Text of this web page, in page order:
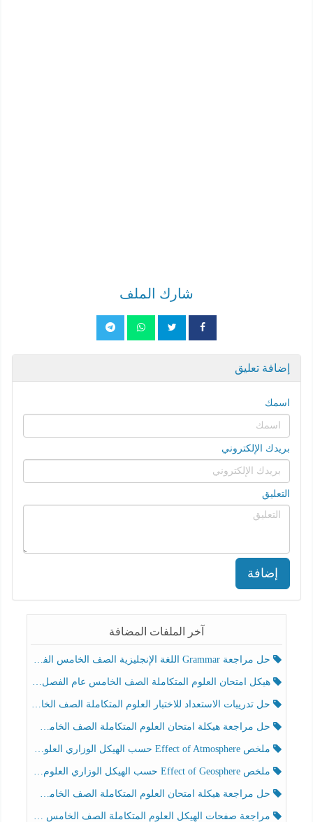
شارك الملف
إضافة تعليق
اسمك
بريدك الإلكتروني
التعليق
إضافة
آخر الملفات المضافة
حل مراجعة Grammar اللغة الإنجليزية الصف الخامس الفصل الثالث
هيكل امتحان العلوم المتكاملة الصف الخامس عام الفصل الدراسي الثالث 2025-2026
حل تدريبات الاستعداد للاختبار العلوم المتكاملة الصف الخامس عام الفصل الثالث
حل مراجعة هيكلة امتحان العلوم المتكاملة الصف الخامس انسبير الفصل الثالث
ملخص Effect of Atmosphere حسب الهيكل الوزاري العلوم المتكاملة الصف الخامس انسبير الفصل الثالث
ملخص Effect of Geosphere حسب الهيكل الوزاري العلوم المتكاملة الصف الخامس انسبير الفصل الثالث
حل مراجعة هيكلة امتحان العلوم المتكاملة الصف الخامس عام الفصل الثالث
مراجعة صفحات الهيكل العلوم المتكاملة الصف الخامس انسبير الفصل الثالث